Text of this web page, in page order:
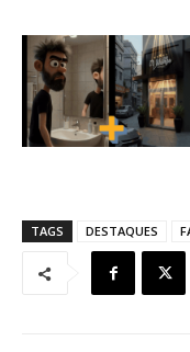
TAGS DESTAQUES